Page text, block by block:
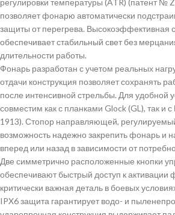
позволяет фонарю автоматически
защиты от перегрева. Высокоэффективная
обеспечивает стабильный свет без
длительности работы.
Фонарь разработан с учетом реальных
отдачи конструкция позволяет сохранять
после интенсивной стрельбы. Для удобной
совместим как с планками Glock (GL), так и
1913). Стопор направляющей,
возможность надежно закрепить фонарь и
вперед или назад в зависимости от
Две симметрично расположенные кнопки
обеспечивают быстрый доступ к
критически важная деталь в боевых
IPX6 защита гарантирует водо- и